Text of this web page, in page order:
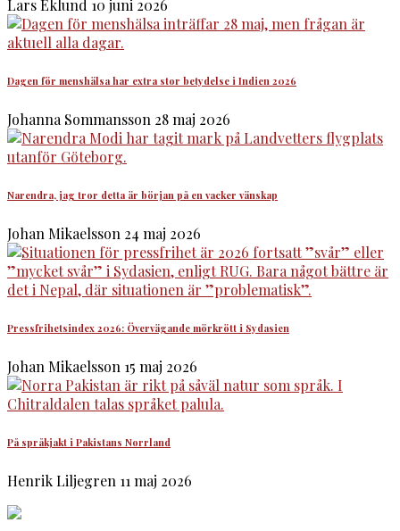
Lars Eklund 10 juni 2026
Dagen för menshälsa har extra stor betydelse i Indien 2026
Johanna Sommansson 28 maj 2026
Narendra, jag tror detta är början på en vacker vänskap
Johan Mikaelsson 24 maj 2026
Pressfrihetsindex 2026: Övervägande mörkrött i Sydasien
Johan Mikaelsson 15 maj 2026
På språkjakt i Pakistans Norrland
Henrik Liljegren 11 maj 2026